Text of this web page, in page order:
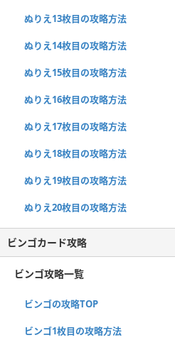
ぬりえ13枚目の攻略方法
ぬりえ14枚目の攻略方法
ぬりえ15枚目の攻略方法
ぬりえ16枚目の攻略方法
ぬりえ17枚目の攻略方法
ぬりえ18枚目の攻略方法
ぬりえ19枚目の攻略方法
ぬりえ20枚目の攻略方法
ビンゴカード攻略
ビンゴ攻略一覧
ビンゴの攻略TOP
ビンゴ1枚目の攻略方法